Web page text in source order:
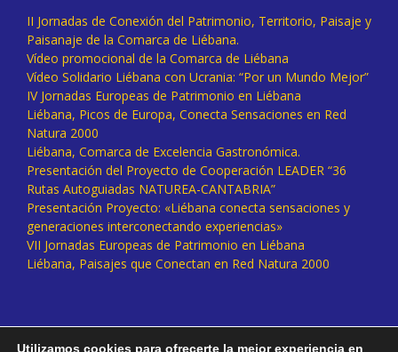
II Jornadas de Conexión del Patrimonio, Territorio, Paisaje y
Paisanaje de la Comarca de Liébana.
Vídeo promocional de la Comarca de Liébana
Vídeo Solidario Liébana con Ucrania: “Por un Mundo Mejor”
IV Jornadas Europeas de Patrimonio en Liébana
Liébana, Picos de Europa, Conecta Sensaciones en Red
Natura 2000
Liébana, Comarca de Excelencia Gastronómica.
Presentación del Proyecto de Cooperación LEADER “36
Rutas Autoguiadas NATUREA-CANTABRIA”
Presentación Proyecto: «Liébana conecta sensaciones y
generaciones interconectando experiencias»
VII Jornadas Europeas de Patrimonio en Liébana
Liébana, Paisajes que Conectan en Red Natura 2000
Utilizamos cookies para ofrecerte la mejor experiencia en